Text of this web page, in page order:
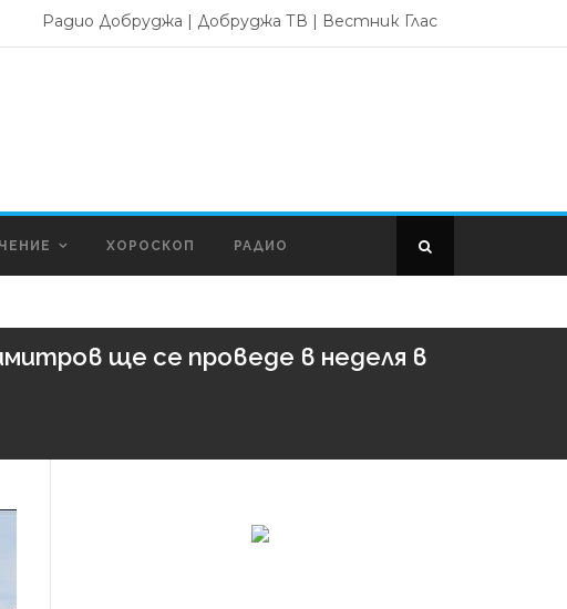
Радио Добруджа | Добруджа ТВ | Вестник Глас
ХОРОСКОП РАДИО
ще се проведе в неделя в